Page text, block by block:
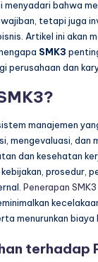
menyadari bahwa
tetapi juga
Artikel ini akan
SMK3
perusahaan dan
manajemen
mengevaluasi, dan
dan kesehatan
prosedur,
Penerapan SMK3
menurunkan biaya
terhadap